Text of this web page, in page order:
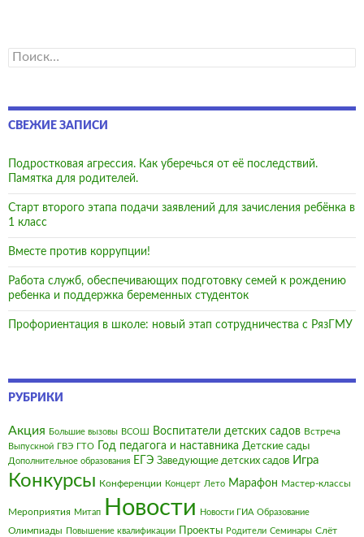
Найти:
СВЕЖИЕ ЗАПИСИ
Подростковая агрессия. Как уберечься от её последствий.
Памятка для родителей.
Старт второго этапа подачи заявлений для зачисления ребёнка в
1 класс
Вместе против коррупции!
Работа служб, обеспечивающих подготовку семей к рождению
ребенка и поддержка беременных студенток
Профориентация в школе: новый этап сотрудничества с РязГМУ
РУБРИКИ
Акция Большие вызовы ВСОШ Воспитатели детских садов Встреча
Выпускной ГВЭ ГТО Год педагога и наставника Детские сады
Дополнительное образования ЕГЭ Заведующие детских садов Игра
Конкурсы Конференции Концерт Лето Марафон Мастер-классы
Мероприятия Митап Новости Новости ГИА Образование
Олимпиады Повышение квалификации Проекты Родители Семинары Слёт